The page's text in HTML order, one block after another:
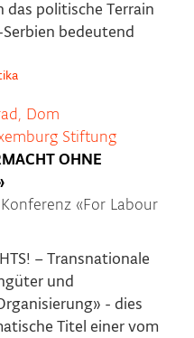
das politische Terrain
bedeutend
Dom
Stiftung
OHNE
«For Labour
– Transnationale
und
- dies
Titel einer vom